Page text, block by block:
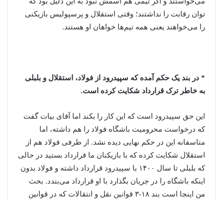
توان رقابت را نداشتند؛ وقتی استقلال و پرسپولیس بازیکنی
را می‌خواهند یعنی همه تیم‌ها خواهان او هستند.
* در بند یک حکم آمده که سپیدرود از فولاد، استقلال و بلبلی
به خاطر ترک قرارداد شکایت کرده است.
این حق سپیدرود است که این کار را بکند اما آقای بیات گفت
که درخواست محرومیت باشگاه فولاد را هم داشته، اما
متاسفانه این در حکم نهایی دیده نشد. از طرفی فولاد هم از
استقلال شکایت کرده که با بازیکنان ما قرارداد بستید در حالی
که بلبلی تا سال ۱۴۰۰ با سپیدرود قرارداد داشته و فولاد بدون
اینکه باشگاه را در جریان بگذارد با او قرارداد می‌بندد. بحث
من اینجا است بند ۱۸-۳ قوانین نقل و انتقالات که در قوانین